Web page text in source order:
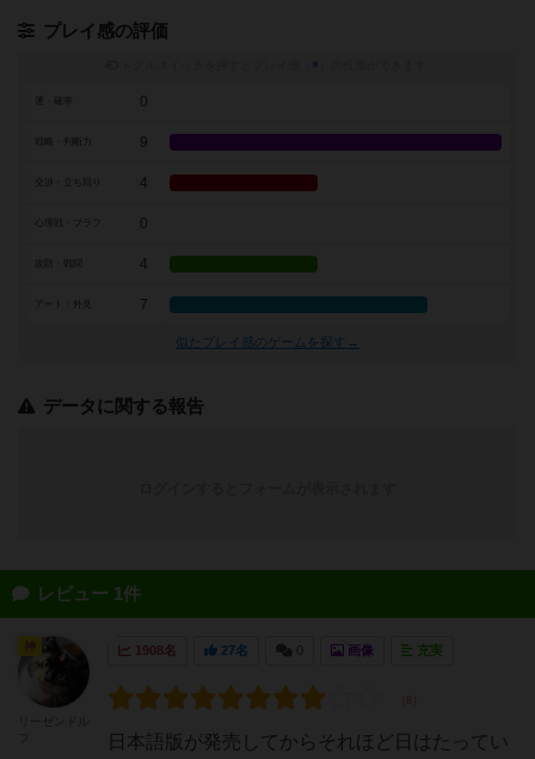
プレイ感の評価
※
0
戦略・判断力 9
4
0
4
アート・外見 7
似たプレイ感のゲームを探す→
データに関する報告
レビュー 1件
1908名 27名 画像 充実
日本語版が発売してからそれほど日はたってい
神